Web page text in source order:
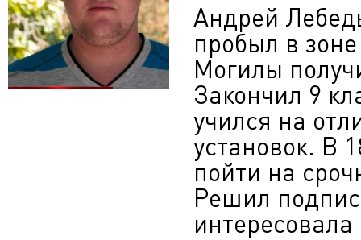
Андрей
пробыл в
Могилы
Закончил 9
учился на
установок. В
пойти на
Решил